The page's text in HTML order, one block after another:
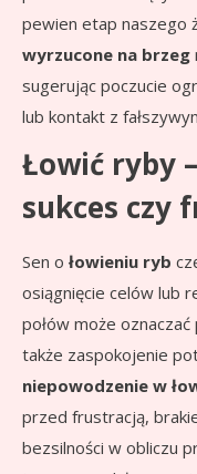
pewien etap naszego
wyrzucone na brzeg
sugerując poczucie
lub kontakt z
Łowić ryby
sukces czy
Sen o łowieniu ryb
osiągnięcie celów lub
połów może
także zaspokojenie
niepowodzenie w
przed frustracją,
bezsilności w obliczu